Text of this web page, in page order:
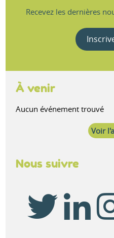
Recevez les dernières
À venir
Aucun événement trouvé
Voir
Nous suivre